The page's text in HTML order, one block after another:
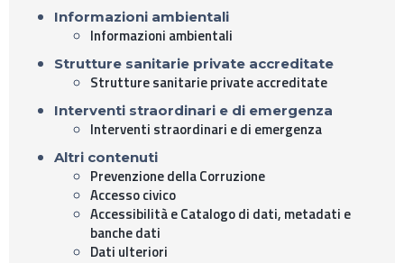
Informazioni ambientali
Informazioni ambientali
Strutture sanitarie private accreditate
Strutture sanitarie private accreditate
Interventi straordinari e di emergenza
Interventi straordinari e di emergenza
Altri contenuti
Prevenzione della Corruzione
Accesso civico
Accessibilità e Catalogo di dati, metadati e
banche dati
Dati ulteriori